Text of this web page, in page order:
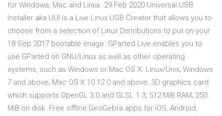
for Windows, Mac and Linux. 29 Feb 2020 Universal USB
Installer aka UUI is a Live Linux USB Creator that allows you to
choose from a selection of Linux Distributions to put on your
18 Sep 2017 bootable image. GParted Live enables you to
use GParted on GNU/Linux as well as other operating
systems, such as Windows or Mac OS X. Linux/Unix; Windows
7 and above; Mac OS X 10.12.0 and above; 3D graphics card
which supports OpenGL 3.0 and GLSL 1.3; 512 MiB RAM; 250
MiB on disk Free offline GeoGebra apps for iOS, Android,